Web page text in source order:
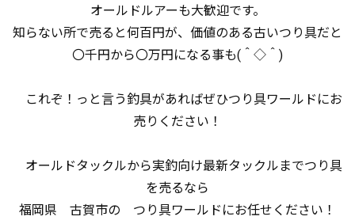
オールドルアーも大歓迎です。
知らない所で売ると何百円が、価値のある古いつり具だと
〇千円から〇万円になる事も(＾◇＾)
これぞ！っと言う釣具があればぜひつり具ワールドにお
売りください！
オールドタックルから実釣向け最新タックルまでつり具
を売るなら
福岡県 古賀市の つり具ワールドにお任せください！